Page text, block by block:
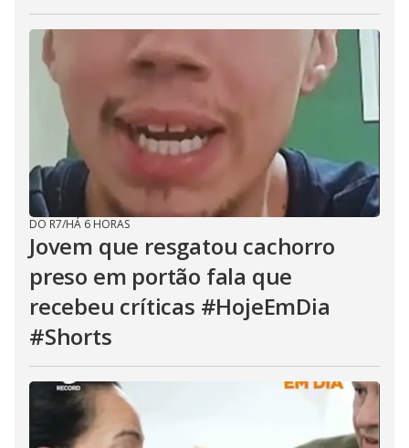
DO R7/HÁ 6 HORAS
Jovem que resgatou cachorro
preso em portão fala que
recebeu críticas #HojeEmDia
#Shorts